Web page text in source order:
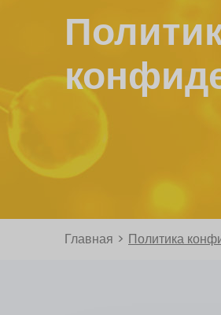
Главная > Политика